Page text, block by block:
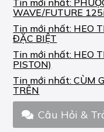
Tin mới nhất:
WAVE/FUTURE
Tin mới nhất: HEO
ĐẶC BIỆT
Tin mới nhất: HEO
PISTON)
Tin mới nhất:CÙM
TRÊN
Câu Hỏi &